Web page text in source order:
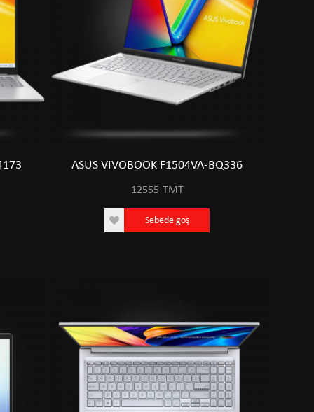
ASUS VIVOBOOK F1504VA-BQ336
12555 TMT
Sebede goş